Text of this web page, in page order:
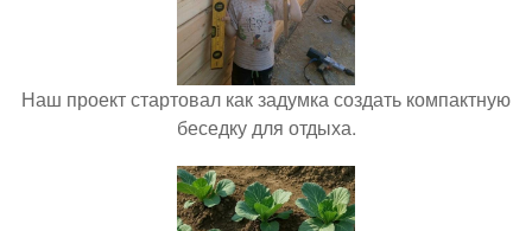
Наш проект стартовал как задумка создать компактную
беседку для отдыха.